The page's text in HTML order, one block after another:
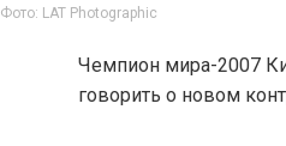
Фото: LAT Photographic
Чемпион мира-2007
говорить о новом